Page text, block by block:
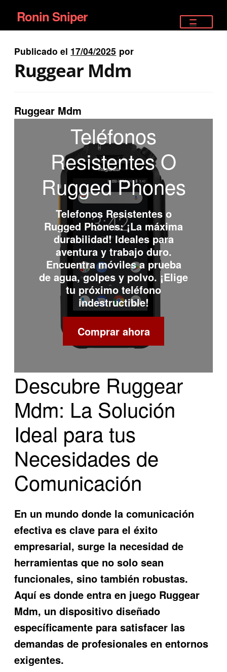
Ir
a
la
navegación
Ir
al
contenido
Ronin Sniper
PISTOLAS
RIFLES DEPORTIVOS
Publicado el 17/04/2025 por
Ruggear Mdm
Ruggear Mdm
Teléfonos
Resistentes O
Rugged Phones
Telefonos Resistentes o
Rugged Phones: ¡La máxima
durabilidad! Ideales para
aventura y trabajo duro.
Encuentra móviles a prueba
de agua, golpes y polvo. ¡Elige
tu próximo teléfono
indestructible!
Comprar ahora
Descubre Ruggear
Mdm: La Solución
Ideal para tus
Necesidades de
Comunicación
En un mundo donde la comunicación
efectiva es clave para el éxito
empresarial, surge la necesidad de
herramientas que no solo sean
funcionales, sino también robustas.
Aquí es donde entra en juego Ruggear
Mdm, un dispositivo diseñado
específicamente para satisfacer las
demandas de profesionales en entornos
exigentes.